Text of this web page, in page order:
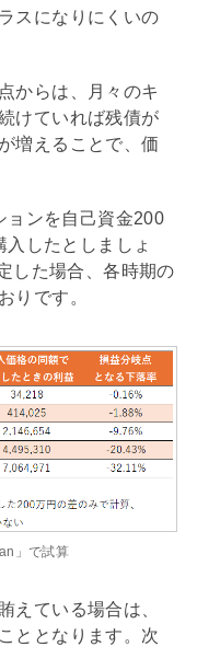
スになりにくいの
からは、月々のキ
けていれば残債が
増えることで、価
ョンを自己資金200
したとしましょ
した場合、各時期の
りです。
」で試算
えている場合は、
ととなります。次